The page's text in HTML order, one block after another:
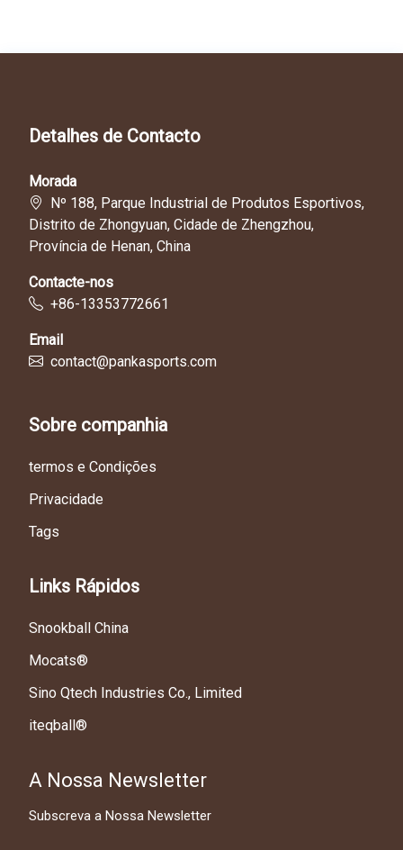
Detalhes de Contacto
Morada
Nº 188, Parque Industrial de Produtos Esportivos,
Distrito de Zhongyuan, Cidade de Zhengzhou,
Província de Henan, China
Contacte-nos
+86-13353772661
Email
contact@pankasports.com
Sobre companhia
termos e Condições
Privacidade
Tags
Links Rápidos
Snookball China
Mocats®
Sino Qtech Industries Co., Limited
iteqball®
A Nossa Newsletter
Subscreva a Nossa Newsletter